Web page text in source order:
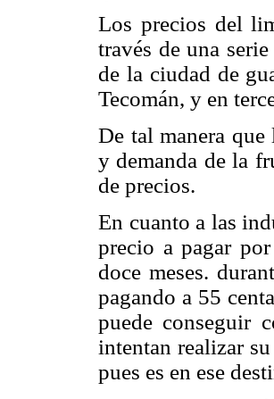
Los precios del
través de una
de la ciudad de
Tecomán, y en
De tal manera que
y demanda de la
de precios.
En cuanto a las
precio a pagar
doce meses.
pagando a 55
puede conseguir
intentan realizar
pues es en ese